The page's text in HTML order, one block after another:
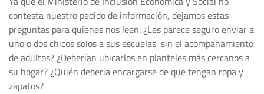
contesta nuestro pedido de información, dejamos estas
preguntas para quienes nos leen: ¿Les parece seguro enviar a
uno o dos chicos solos a sus escuelas, sin el acompañamiento
de adultos? ¿Deberían ubicarlos en planteles más cercanos a
su hogar? ¿Quién debería encargarse de que tengan ropa y
zapatos?